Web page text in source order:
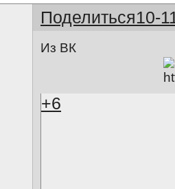
Поделиться10-
Из ВК
+6